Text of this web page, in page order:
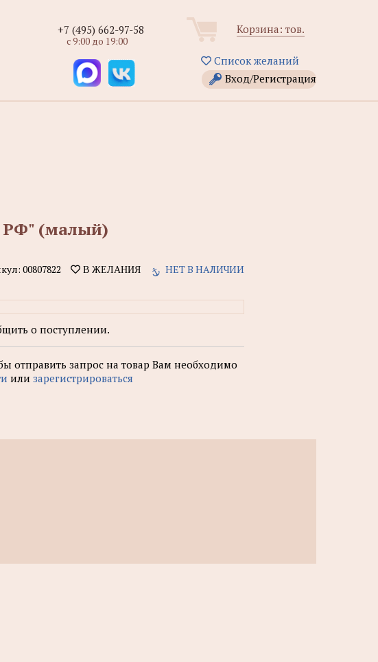
Корзина: тов.
Список желаний
Вход/Регистрация
+7 (495) 662-97-58
с 9:00 до 19:00
РФ" (малый)
00807822 В ЖЕЛАНИЯ НЕТ В НАЛИЧИИ
о поступлении.
отправить запрос на товар Вам необходимо
или зарегистрироваться